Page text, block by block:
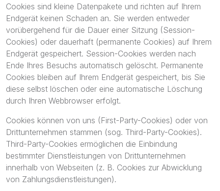
Cookies sind kleine Datenpakete und richten auf Ihrem
Endgerät keinen Schaden an. Sie werden entweder
vorübergehend für die Dauer einer Sitzung (Session-
Cookies) oder dauerhaft (permanente Cookies) auf Ihrem
Endgerät gespeichert. Session-Cookies werden nach
Ende Ihres Besuchs automatisch gelöscht. Permanente
Cookies bleiben auf Ihrem Endgerät gespeichert, bis Sie
diese selbst löschen oder eine automatische Löschung
durch Ihren Webbrowser erfolgt.
Cookies können von uns (First-Party-Cookies) oder von
Drittunternehmen stammen (sog. Third-Party-Cookies).
Third-Party-Cookies ermöglichen die Einbindung
bestimmter Dienstleistungen von Drittunternehmen
innerhalb von Webseiten (z. B. Cookies zur Abwicklung
von Zahlungsdienstleistungen).